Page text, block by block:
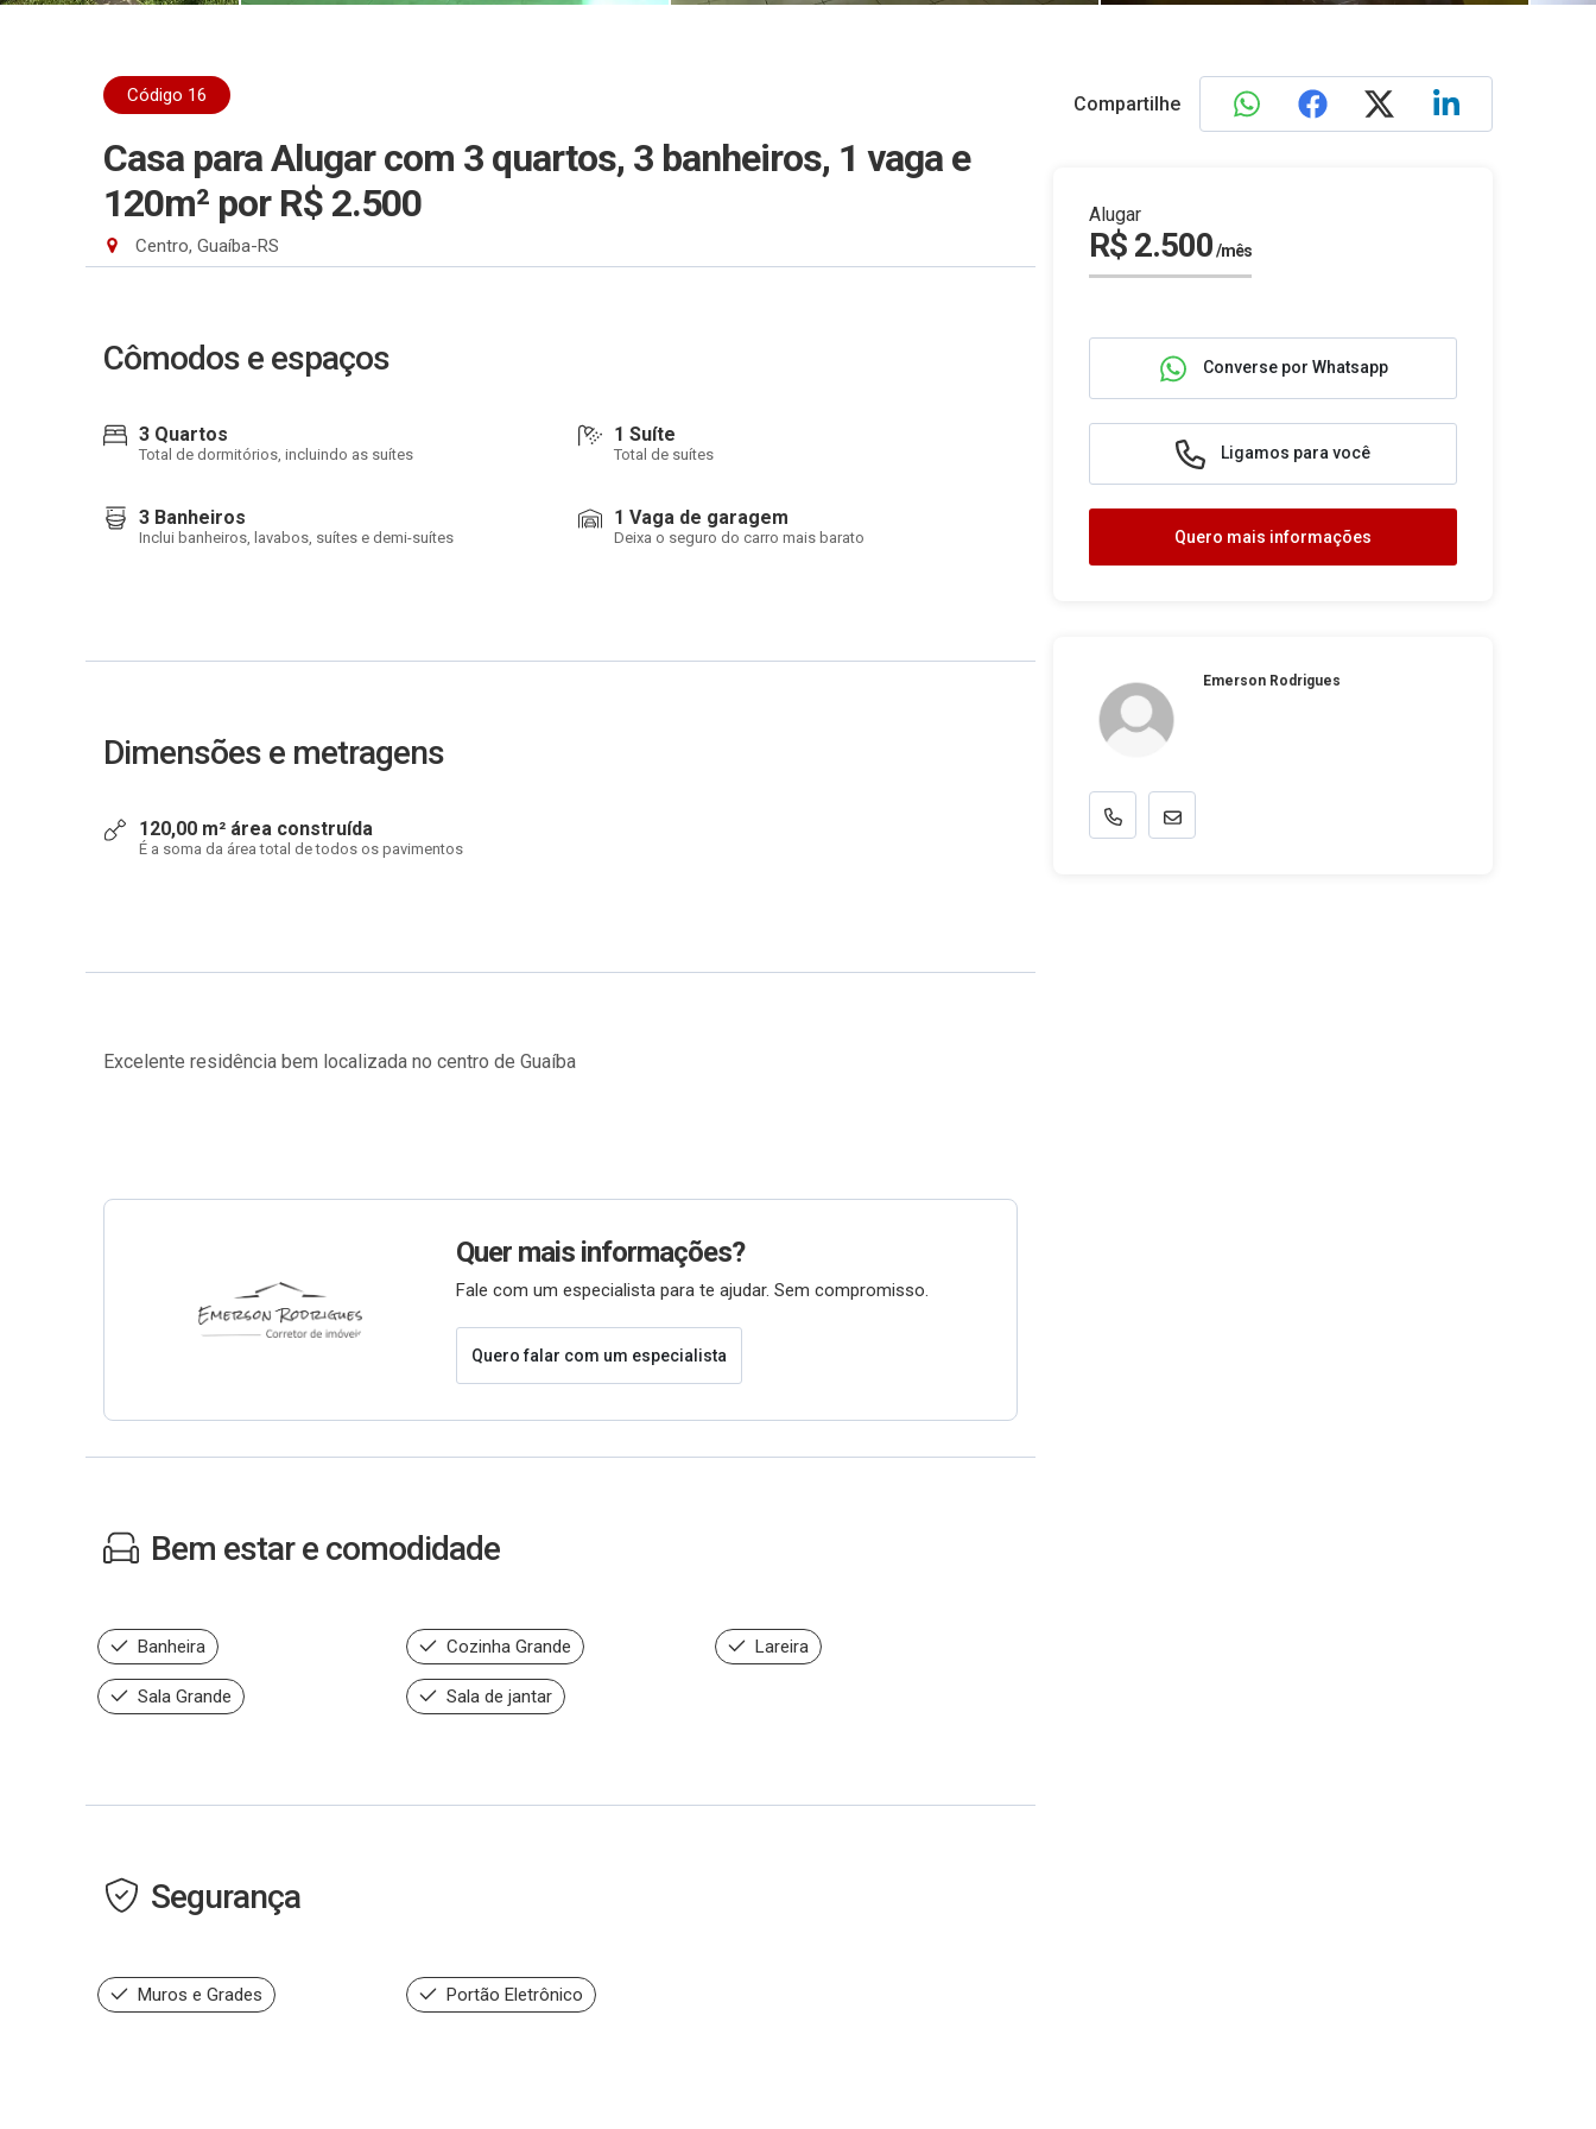
Código 16
Casa para Alugar com 3 quartos, 3 banheiros, 1 vaga e
120m² por R$ 2.500
Centro, Guaíba-RS
Cômodos e espaços
3 Quartos
Total de dormitórios, incluindo as suítes
1 Suíte
Total de suítes
3 Banheiros
Inclui banheiros, lavabos, suítes e demi-suítes
1 Vaga de garagem
Deixa o seguro do carro mais barato
Dimensões e metragens
120,00 m² área construída
É a soma da área total de todos os pavimentos
Excelente residência bem localizada no centro de Guaíba
Quer mais informações?
Fale com um especialista para te ajudar. Sem compromisso.
Quero falar com um especialista
Bem estar e comodidade
Banheira Cozinha Grande Lareira
Sala Grande Sala de jantar
Segurança
Muros e Grades Portão Eletrônico
Compartilhe
Alugar
R$ 2.500/mês
Converse por Whatsapp
Ligamos para você
Quero mais informações
Emerson Rodrigues